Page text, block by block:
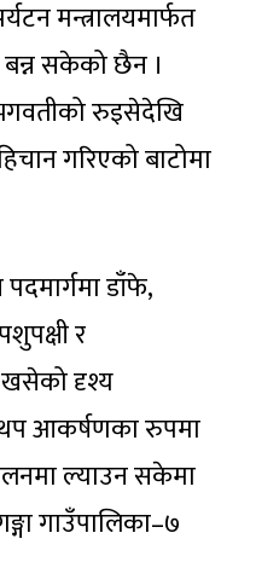
मन्त्रालयमार्फत
बन्न सकेको छैन ।
रुइसेदेखि
गरिएको बाटोमा
डाँफे,
र
खसेको दृश्य
थप आकर्षणका रुपमा
ल्याउन सकेमा
गाउँपालिका–७